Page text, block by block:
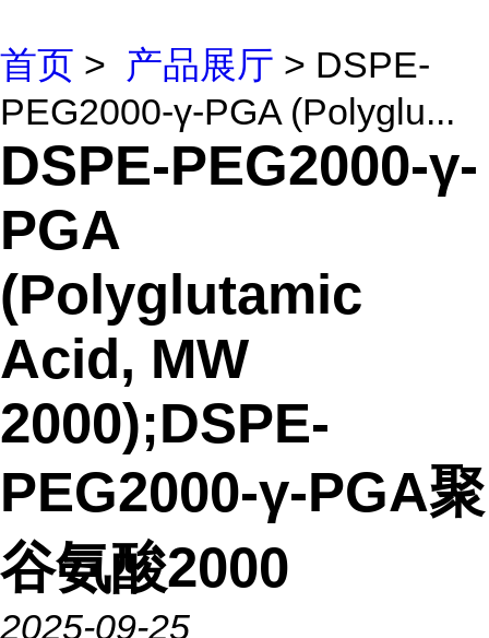
首页 > 产品展厅 > DSPE-
PEG2000-γ-PGA (Polyglu...
DSPE-PEG2000-γ-
PGA
(Polyglutamic
Acid, MW
2000);DSPE-
PEG2000-γ-PGA聚
谷氨酸2000
2025-09-25